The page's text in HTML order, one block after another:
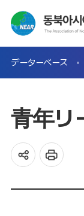
データーベース
青年リ